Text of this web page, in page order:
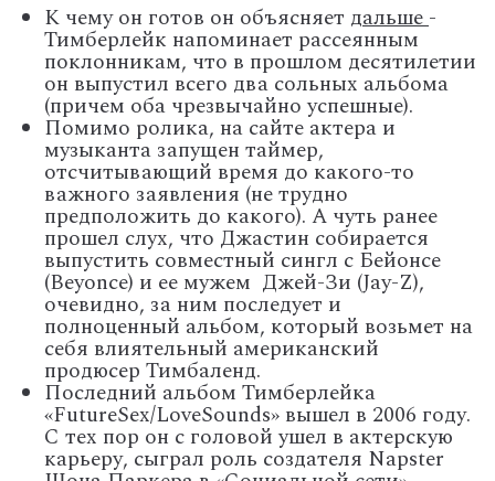
К чему он готов он объясняет дальше-
Тимберлейк напоминает рассеянным
поклонникам, что в прошлом десятилетии
он выпустил всего два сольных альбома
(причем оба чрезвычайно успешные).
Помимо ролика, на сайте актера и
музыканта запущен таймер,
отсчитывающий время до какого-то
важного заявления (не трудно
предположить до какого). А чуть ранее
прошел слух, что Джастин собирается
выпустить совместный сингл с Бейонсе
(Beyonce) и ее мужем Джей-Зи (Jay-Z),
очевидно, за ним последует и
полноценный альбом, который возьмет на
себя влиятельный американский
продюсер Тимбаленд.
Последний альбом Тимберлейка
«FutureSex/LoveSounds» вышел в 2006 году.
С тех пор он с головой ушел в актерскую
карьеру, сыграл роль создателя Napster